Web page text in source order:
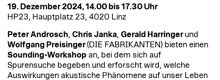
19. Dezember 2024, 14.00 bis 17.30 Uhr
HP23, Hauptplatz 23, 4020 Linz
Peter Androsch, Chris Janka, Gerald Harringerund
Wolfgang Preisinger(DIE FABRIKANTEN) bieten einen
Sounding-Workshop an, bei dem sich auf
Spurensuche begeben und erforscht wird, welche
Auswirkungen akustische Phänomene auf unser Leben